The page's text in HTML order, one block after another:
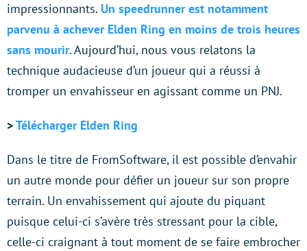
impressionnants. Un speedrunner est notamment
parvenu à achever Elden Ring en moins de trois heures
sans mourir. Aujourd’hui, nous vous relatons la
technique audacieuse d’un joueur qui a réussi à
tromper un envahisseur en agissant comme un PNJ.
>Télécharger Elden Ring
Dans le titre de FromSoftware, il est possible d’envahir
un autre monde pour défier un joueur sur son propre
terrain. Un envahissement qui ajoute du piquant
puisque celui-ci s’avère très stressant pour la cible,
celle-ci craignant à tout moment de se faire embrocher